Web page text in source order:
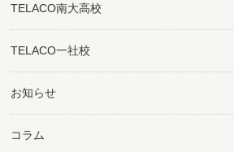
TELACO南大高校
TELACO一社校
お知らせ
コラム